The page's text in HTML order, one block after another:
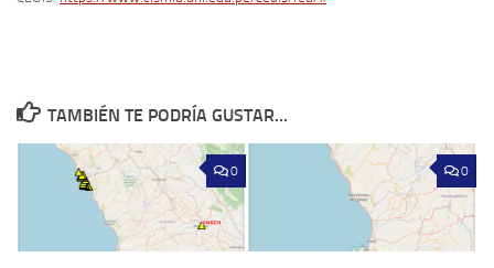
TAMBIÉN TE PODRÍA GUSTAR...
0 0